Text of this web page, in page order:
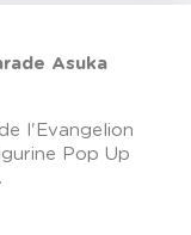
Asuka
l'Evangelion
Pop Up